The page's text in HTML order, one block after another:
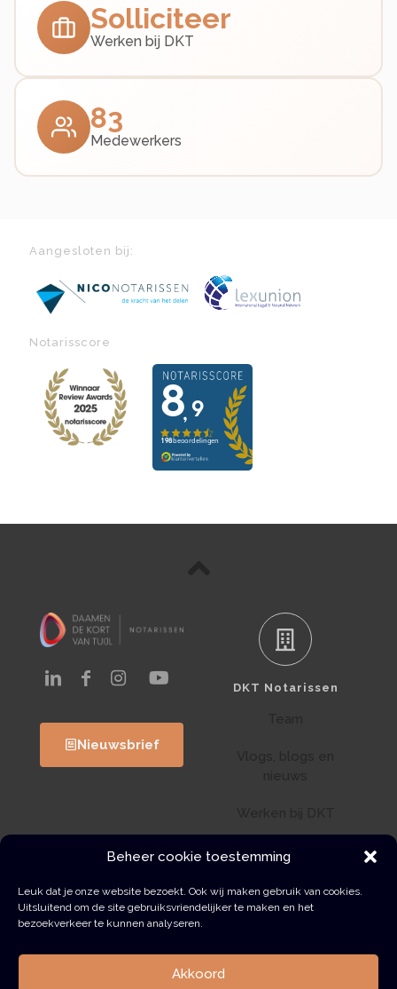
Beheer cookie toestemming
Leuk dat je onze website bezoekt. Ook wij maken gebruik van cookies.
Uitsluitend om de site gebruiksvriendelijker te maken en het
bezoekverkeer te kunnen analyseren.
Akkoord
Solliciteer
Werken bij DKT
83
Medewerkers
Aangesloten bij:
Notarisscore
Nieuwsbrief
DKT Notarissen
Klantenportaal
Wwft